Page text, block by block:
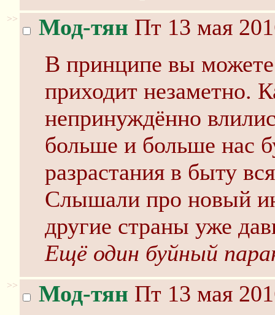
>> Мод-тян Пт 13 мая
В принципе вы
приходит незаметно.
непринуждённо
больше и больше нас
разрастания в быту
Слышали про новый
другие страны уже
Ещё один буйный
>> Мод-тян Пт 13 мая